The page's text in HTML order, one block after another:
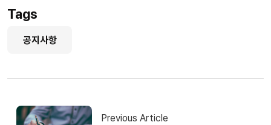
Tags
공지사항
Previous Article